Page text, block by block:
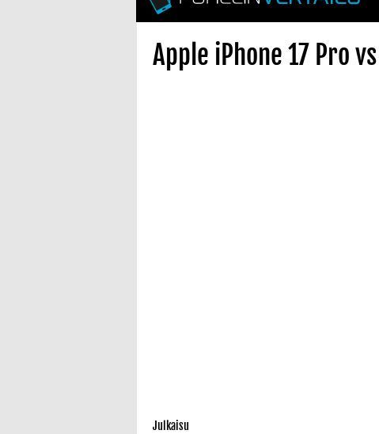
Apple iPhone 17 Pro
Julkaisu